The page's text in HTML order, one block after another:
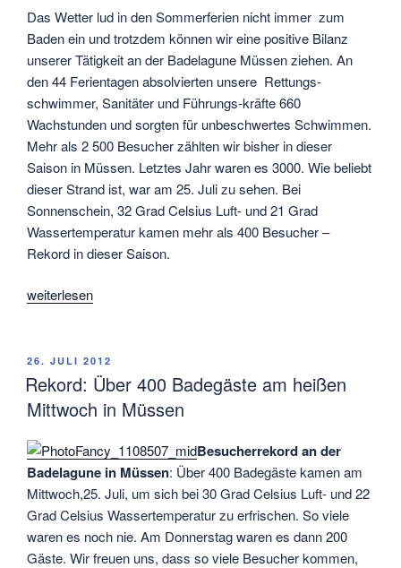
Das Wetter lud in den Sommerferien nicht immer zum
Baden ein und trotzdem können wir eine positive Bilanz
unserer Tätigkeit an der Badelagune Müssen ziehen. An
den 44 Ferientagen absolvierten unsere Rettungs-
schwimmer, Sanitäter und Führungs-kräfte 660
Wachstunden und sorgten für unbeschwertes Schwimmen.
Mehr als 2 500 Besucher zählten wir bisher in dieser
Saison in Müssen. Letztes Jahr waren es 3000. Wie beliebt
dieser Strand ist, war am 25. Juli zu sehen. Bei
Sonnenschein, 32 Grad Celsius Luft- und 21 Grad
Wassertemperatur kamen mehr als 400 Besucher –
Rekord in dieser Saison.
„Sonnenstich,
eine
Schweinejagd“
weiterlesen
VERÖFFENTLICHT
AM
26. JULI 2012
Rekord: Über 400 Badegäste am heißen
Mittwoch in Müssen
Besucherrekord an der
Badelagune in Müssen: Über 400 Badegäste kamen am
Mittwoch,25. Juli, um sich bei 30 Grad Celsius Luft- und 22
Grad Celsius Wassertemperatur zu erfrischen. So viele
waren es noch nie. Am Donnerstag waren es dann 200
Gäste. Wir freuen uns, dass so viele Besucher kommen,